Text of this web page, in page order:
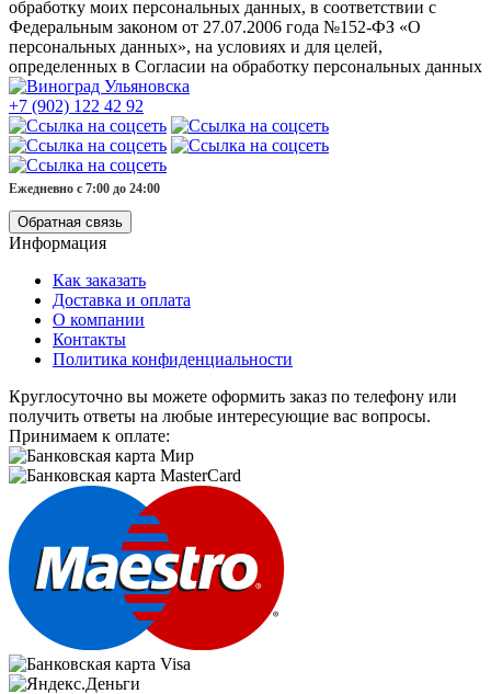
обработку моих персональных данных, в соответствии с
Федеральным законом от 27.07.2006 года №152-ФЗ «О
персональных данных», на условиях и для целей,
определенных в Согласии на обработку персональных данных
+7 (902) 122 42 92
Ежедневно с 7:00 до 24:00
Обратная связь
Информация
Как заказать
Доставка и оплата
О компании
Контакты
Политика конфиденциальности
Круглосуточно вы можете оформить заказ по телефону или
получить ответы на любые интересующие вас вопросы.
Принимаем к оплате: